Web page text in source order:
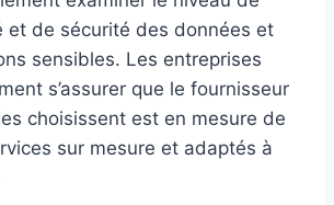
et de sécurité des données et
sensibles. Les entreprises
s’assurer que le fournisseur
choisissent est en mesure de
sur mesure et adaptés à